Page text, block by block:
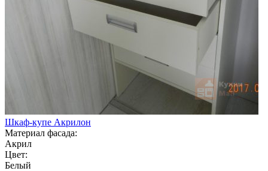
Шкаф-купе Акрилон
Материал фасада:
Акрил
Цвет:
Белый